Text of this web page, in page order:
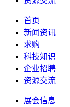
首页
新闻资讯
求购
科技知识
企业招聘
资源交流
展会信息